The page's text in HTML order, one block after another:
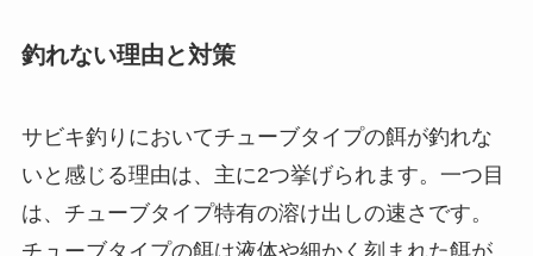
釣れない理由と対策
サビキ釣りにおいてチューブタイプの餌が釣れな
いと感じる理由は、主に2つ挙げられます。一つ目
は、チューブタイプ特有の溶け出しの速さです。